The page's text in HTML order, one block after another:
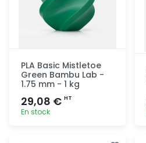
PLA Basic Mistletoe
Green Bambu Lab -
1.75 mm - 1 kg
29,08 € HT
En stock